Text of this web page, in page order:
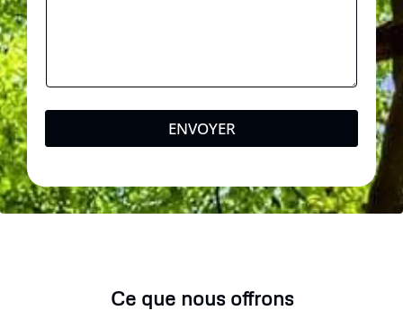
ENVOYER
Ce que nous offrons